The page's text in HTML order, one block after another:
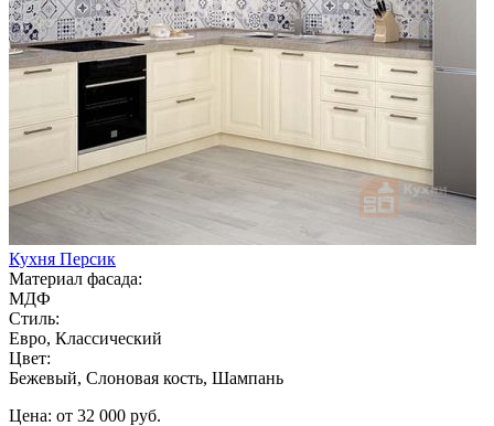
Кухня Персик
Материал фасада:
МДФ
Стиль:
Евро, Классический
Цвет:
Бежевый, Слоновая кость, Шампань
Цена: от 32 000 руб.